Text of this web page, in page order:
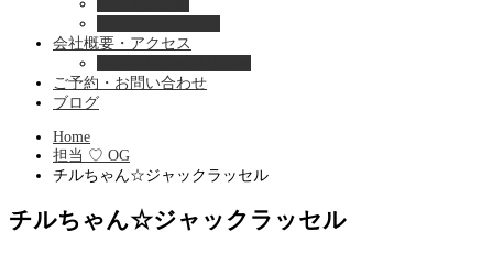
会社概要・アクセス
ご予約・お問い合わせ
ブログ
Home
担当 ♡ OG
チルちゃん☆ジャックラッセル
チルちゃん☆ジャックラッセル